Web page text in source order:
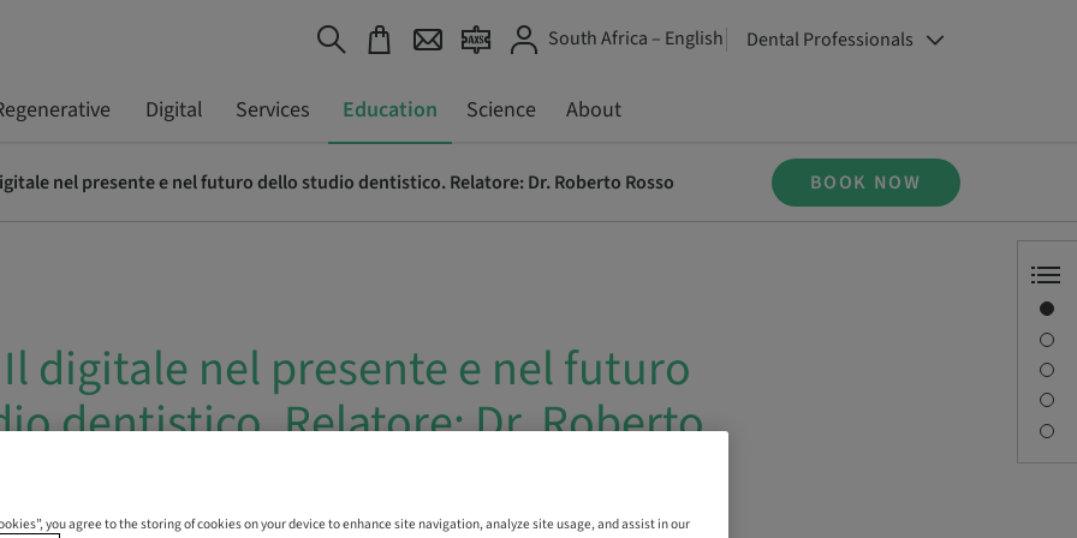
South Africa – English Dental Professionals
Digital Services Education Science About
nel presente e nel futuro dello studio dentistico. Relatore: Dr. Roberto Rosso BOOK NOW
digitale nel presente e nel futuro
dentistico. Relatore: Dr. Roberto
you agree to the storing of cookies on your device to enhance site navigation, analyze site usage, and assist in our